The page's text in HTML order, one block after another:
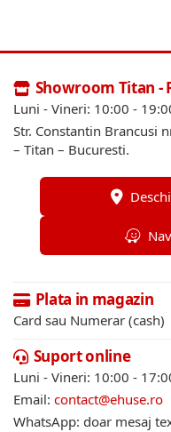
Showroom Titan -
Luni - Vineri: 10:00 -
Str. Constantin Brancusi
– Titan – Bucuresti.
Plata in magazin
Card sau Numerar (cash)
Suport online
Luni - Vineri: 10:00 -
Email: contact@ehuse.ro
WhatsApp: doar mesaj